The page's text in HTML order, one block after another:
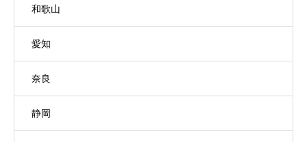
和歌山
愛知
奈良
静岡